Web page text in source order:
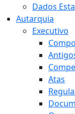
Dados
Autarquia
Executivo
Atas